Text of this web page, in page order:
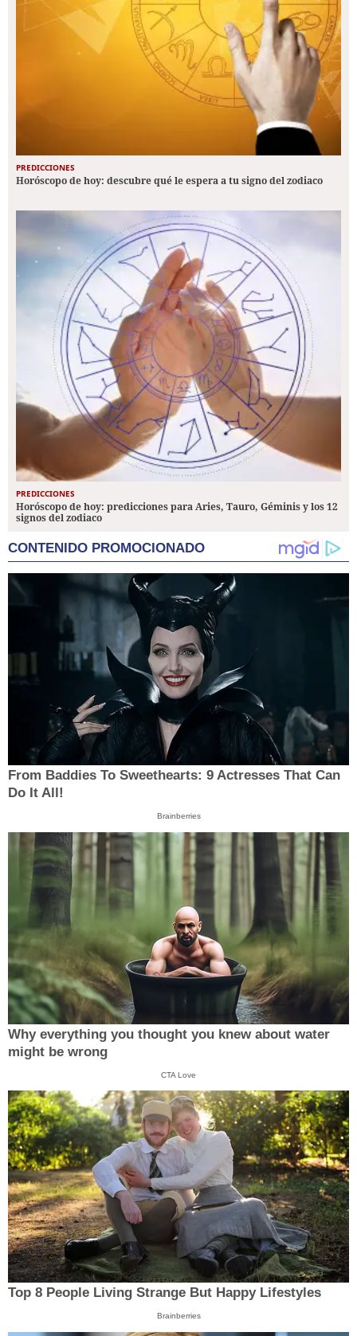
PREDICCIONES
Horóscopo de hoy: descubre qué le espera a tu signo del zodiaco
PREDICCIONES
Horóscopo de hoy: predicciones para Aries, Tauro, Géminis y los 12
signos del zodiaco
CONTENIDO PROMOCIONADO
From Baddies To Sweethearts: 9 Actresses That Can
Do It All!
Brainberries
Why everything you thought you knew about water
might be wrong
CTA Love
Top 8 People Living Strange But Happy Lifestyles
Brainberries